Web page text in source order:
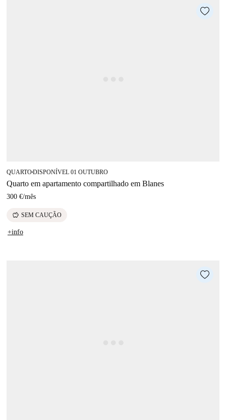
QUARTO■DISPONÍVEL 01 OUTUBRO
Quarto em apartamento compartilhado em Blanes
300 €/mês
savings SEM CAUÇÃO
+info